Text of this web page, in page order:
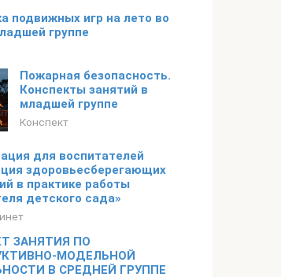
подвижных игр на лето во
группе
Пожарная безопасность.
Конспекты занятий в
младшей группе
Конспект
для воспитателей
здоровьесберегающих
в практике работы
детского сада»
ЗАНЯТИЯ ПО
МОДЕЛЬНОЙ
В СРЕДНЕЙ ГРУППЕ